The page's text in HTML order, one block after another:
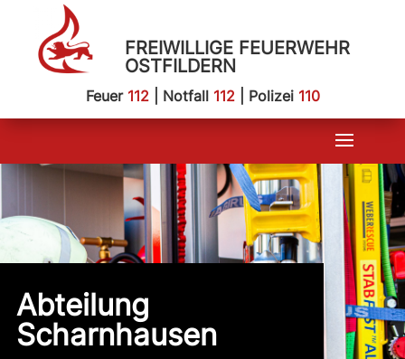
FREIWILLIGE FEUERWEHR
OSTFILDERN
Feuer 112| Notfall 112| Polizei 110
Abteilung
Scharnhausen